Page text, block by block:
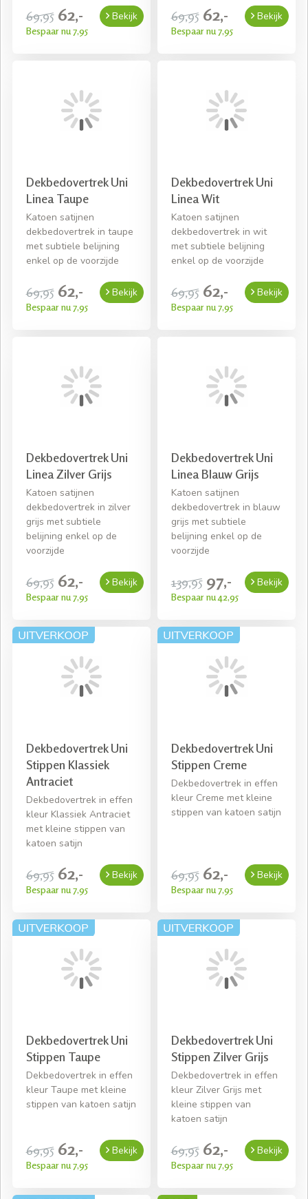
69,95 62,-
Bespaar nu 7,95
Bekijk 69,95 62,-
Bespaar nu 7,95
Bekijk
Dekbedovertrek Uni
Linea Taupe
Katoen satijnen
dekbedovertrek in taupe
met subtiele belijning
enkel op de voorzijde
69,95 62,-
Bespaar nu 7,95
Bekijk
Dekbedovertrek Uni
Linea Wit
Katoen satijnen
dekbedovertrek in wit
met subtiele belijning
enkel op de voorzijde
69,95 62,-
Bespaar nu 7,95
Bekijk
Dekbedovertrek Uni
Linea Zilver Grijs
Katoen satijnen
dekbedovertrek in zilver
grijs met subtiele
belijning enkel op de
voorzijde
69,95 62,-
Bespaar nu 7,95
Bekijk
Dekbedovertrek Uni
Linea Blauw Grijs
Katoen satijnen
dekbedovertrek in blauw
grijs met subtiele
belijning enkel op de
voorzijde
139,95 97,-
Bespaar nu 42,95
Bekijk
Dekbedovertrek Uni
Stippen Klassiek
Antraciet
Dekbedovertrek in effen
kleur Klassiek Antraciet
met kleine stippen van
katoen satijn
69,95 62,-
Bespaar nu 7,95
Bekijk
Dekbedovertrek Uni
Stippen Creme
Dekbedovertrek in effen
kleur Creme met kleine
stippen van katoen satijn
69,95 62,-
Bespaar nu 7,95
Bekijk
Dekbedovertrek Uni
Stippen Taupe
Dekbedovertrek in effen
kleur Taupe met kleine
stippen van katoen satijn
69,95 62,-
Bespaar nu 7,95
Bekijk
Dekbedovertrek Uni
Stippen Zilver Grijs
Dekbedovertrek in effen
kleur Zilver Grijs met
kleine stippen van
katoen satijn
69,95 62,-
Bespaar nu 7,95
Bekijk